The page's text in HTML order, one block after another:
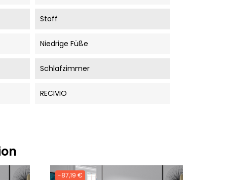
Stoff
Niedrige Füße
Schlafzimmer
RECIVIO
-87,19 €